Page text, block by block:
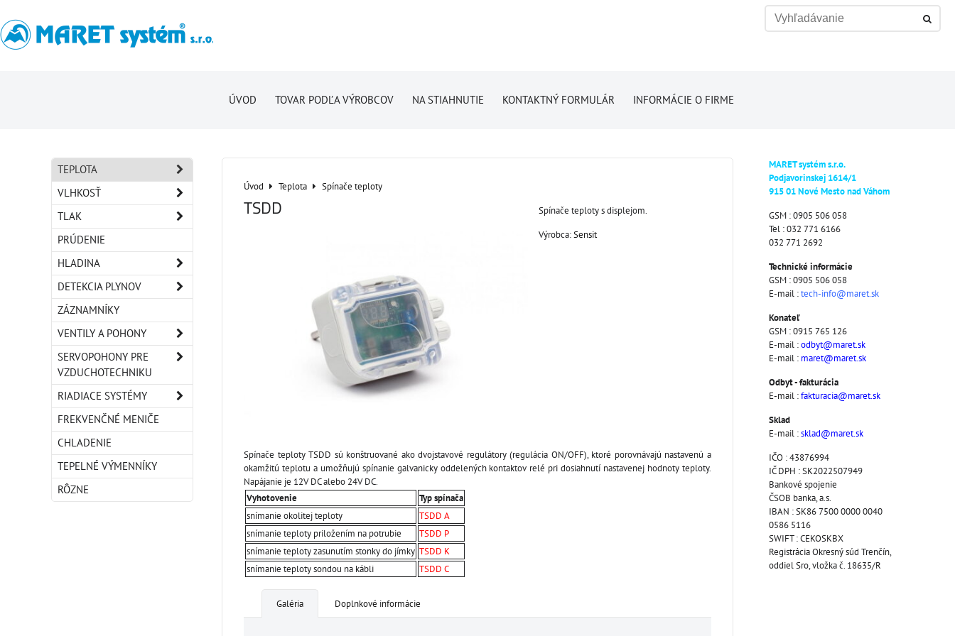
ÚVOD TOVAR PODĽA VÝROBCOV NA STIAHNUTIE KONTAKTNÝ FORMULÁR INFORMÁCIE O FIRME
Úvod Teplota Spínače teploty
TSDD
Spínače teploty s displejom.
Výrobca:Sensit
Spínače teploty TSDD sú konštruované ako dvojstavové regulátory (regulácia ON/OFF), ktoré porovnávajú nastavenú a
okamžitú teplotu a umožňujú spínanie galvanicky oddelených kontaktov relé pri dosiahnutí nastavenej hodnoty teploty.
Napájanie je 12V DC alebo 24V DC.
Vyhotovenie
Typ spínača
snímanie okolitej teploty
TSDD A
snímanie teploty priložením na potrubie
TSDD P
snímanie teploty zasunutím stonky do jímky TSDD K
snímanie teploty sondou na kábli
TSDD C
Galéria Doplnkové informácie
TEPLOTA
VLHKOSŤ
TLAK
PRÚDENIE
HLADINA
DETEKCIA PLYNOV
ZÁZNAMNÍKY
VENTILY A POHONY
SERVOPOHONY PRE
VZDUCHOTECHNIKU
RIADIACE SYSTÉMY
FREKVENČNÉ MENIČE
CHLADENIE
TEPELNÉ VÝMENNÍKY
RÔZNE
MARET systém s.r.o.
Podjavorinskej 1614/1
915 01 Nové Mesto nad Váhom
GSM : 0905 506 058
Tel : 032 771 6166
032 771 2692
Technické informácie
GSM : 0905 506 058
E-mail :tech-info@maret.sk
Konateľ
GSM : 0915 765 126
E-mail :odbyt@maret.sk
E-mail : maret@maret.sk
Odbyt - fakturácia
E-mail :fakturacia@maret.sk
Sklad
E-mail :sklad@maret.sk
IČO : 43876994
IČ DPH : SK2022507949
Bankové spojenie
ČSOB banka, a.s.
IBAN : SK86 7500 0000 0040
0586 5116
SWIFT : CEKOSKBX
Registrácia Okresný súd Trenčín,
oddiel Sro, vložka č. 18635/R